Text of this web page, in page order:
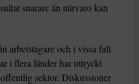
snarare än närvaro kan
arbetstagare och i vissa fall
i flera länder har uttryckt
sektor. Diskussioner